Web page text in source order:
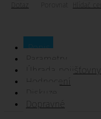
Dotaz Porovnat
Popis
Parametry
Úhrada pojišťovny
Hodnocení
Diskuze
Dopravné